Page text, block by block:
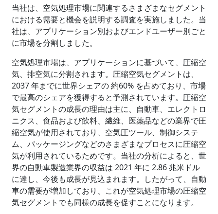
当社は、空気処理市場に関連するさまざまなセグメント
における需要と機会を説明する調査を実施しました。当
社は、アプリケーション別およびエンドユーザー別ごと
に市場を分割しました。
空気処理市場は、アプリケーションに基づいて、圧縮空
気、排空気に分割されます。圧縮空気セグメントは、
2037 年までに世界シェアの 約60% を占めており、市場
で最高のシェアを獲得すると予測されています。圧縮空
気セグメントの成長の理由は主に、自動車、エレクトロ
ニクス、食品および飲料、繊維、医薬品などの業界で圧
縮空気が使用されており、空気圧ツール、制御システ
ム、パッケージングなどのさまざまなプロセスに圧縮空
気が利用されているためです。当社の分析によると、世
界の自動車製造業界の収益は 2021 年に 2.86 兆米ドル
に達し、今後も成長が見込まれます。したがって、自動
車の需要が増加しており、これが空気処理市場の圧縮空
気セグメントでも同様の成長を促すことになります。